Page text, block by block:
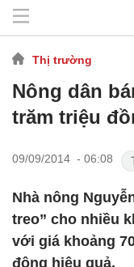
Thị trường
Nông dân
trăm triệu
09/09/2014 - 06:08
Nhà nông
treo” cho nhiều
với giá khoảng
động hiệu quả.